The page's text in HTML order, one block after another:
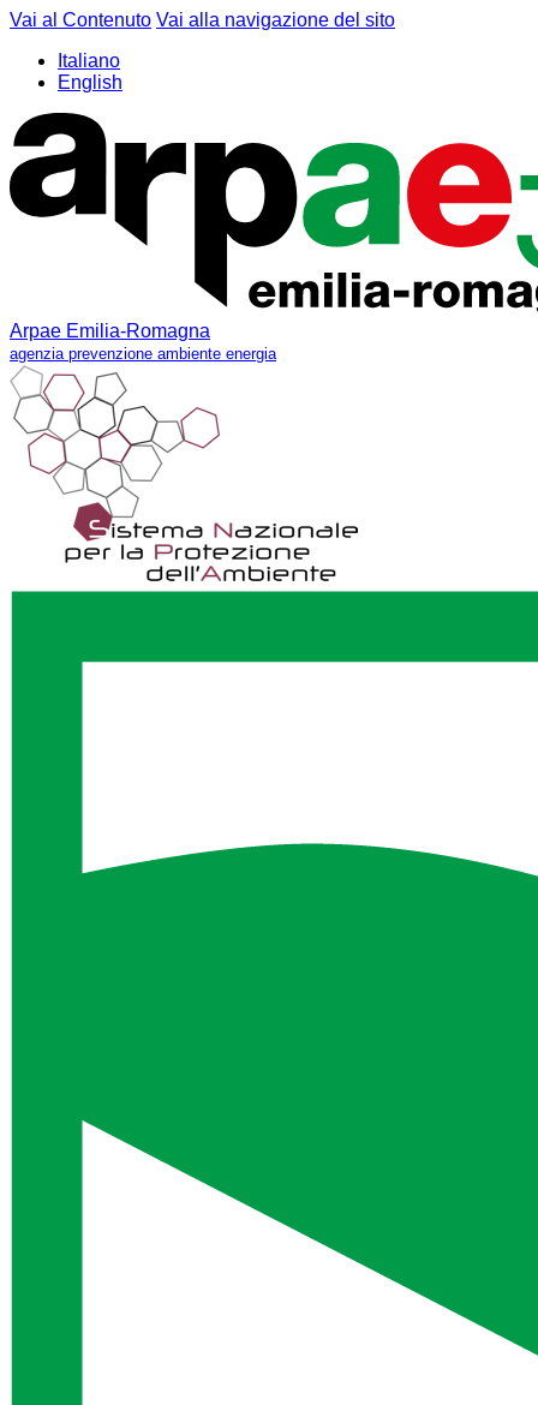
Vai al Contenuto Vai alla navigazione del sito
Italiano
English
Arpae Emilia-Romagna
agenzia prevenzione ambiente energia